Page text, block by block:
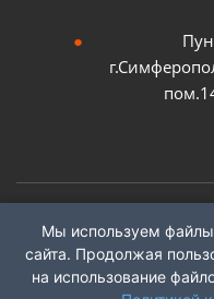
2026 ©
Мы используем файлы
сайта. Продолжая
на использование